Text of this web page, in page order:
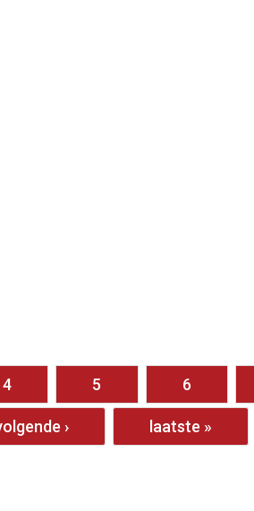
4 5 6
› laatste »